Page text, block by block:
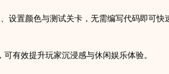
设置颜色与测试关卡，无需编写代码即可快
有效提升玩家沉浸感与休闲娱乐体验。